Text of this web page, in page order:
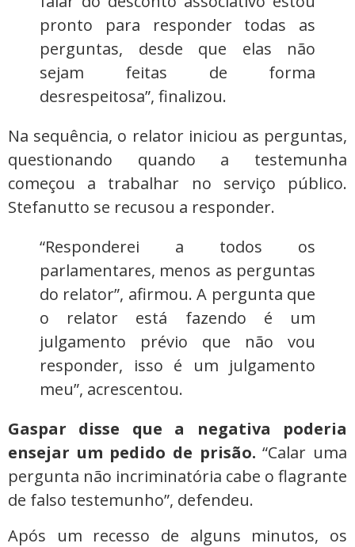
pronto para responder todas as
perguntas, desde que elas não
sejam feitas de forma
desrespeitosa”, finalizou.
Na sequência, o relator iniciou as perguntas,
questionando quando a testemunha
começou a trabalhar no serviço público.
Stefanutto se recusou a responder.
“Responderei a todos os
parlamentares, menos as perguntas
do relator”, afirmou. A pergunta que
o relator está fazendo é um
julgamento prévio que não vou
responder, isso é um julgamento
meu”, acrescentou.
Gaspar disse que a negativa poderia
ensejar um pedido de prisão.“Calar uma
pergunta não incriminatória cabe o flagrante
de falso testemunho”, defendeu.
Após um recesso de alguns minutos, os